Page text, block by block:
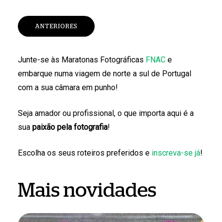
ANTERIORES
Junte-se às Maratonas Fotográficas FNACe
embarque numa viagem de norte a sul de Portugal
com a sua câmara em punho!
Seja amador ou profissional, o que importa aqui é a
sua paixão pela fotografia!
Escolha os seus roteiros preferidos e inscreva-se já!
Mais novidades
São